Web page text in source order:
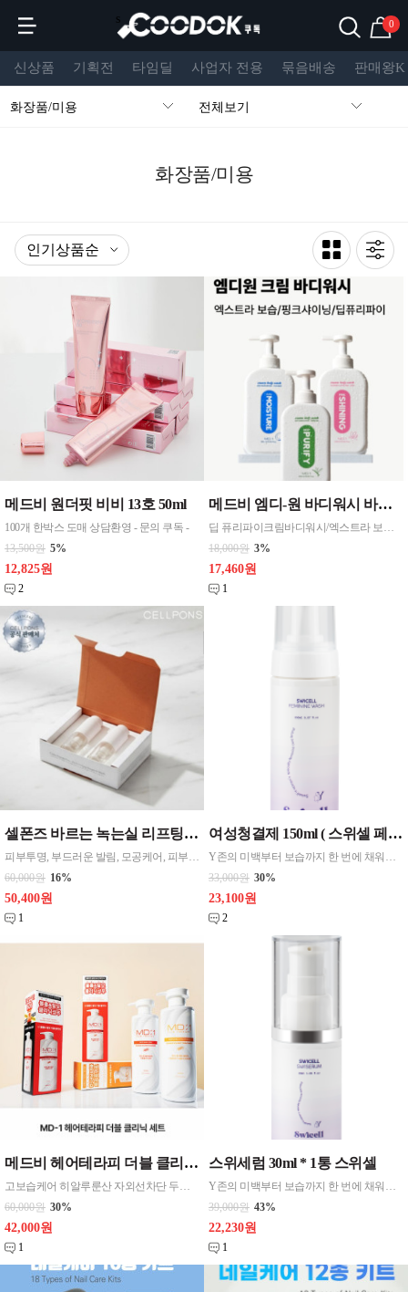
s 0
신상품 기획전 타임딜 사업자 전용 묶음배송 판매왕K
화장품/미용 전체보기
화장품/미용
메드비 원더핏 비비 13호 50ml
100개 한박스 도매 상담환영 - 문의 쿠독 -
13,500원 5%
12,825원
2
메드비 엠디-원 바디워시 바디클렌져 500ml 3종 선택
딥 퓨리파이크림바디워시/엑스트라 보습크림바디워시/핑크샤이닝크림 바디 워시 3종 500ml CGMP 화장품 바디클렌져 고기능 저자극샤워 피부자극테스트
18,000원 3%
17,460원
1
셀폰즈 바르는 녹는실 리프팅 앰플 2병 고래 펩타이드 FGF2 탄력 세럼 마스크 2주
피부투명, 부드러운 발림, 모공케어, 피부탄력 페이스용, 팔자주름 원터치형 3.3ml(g) 촉촉함(수분공급), 흡수력 ,모든피부용, 복합, 지성
60,000원 16%
50,400원
1
여성청결제 150ml ( 스위셀 페미닌 와쉬 ) 1통
Y존의 미백부터 보습까지 한 번에 채워주는 케어상품으로 보습력 높은 시어버터까지 더해 건조하고 연약한 Y존을 부드럽게 케어합니다 - 속부터 케어하는 진짜 이너 솔루션 - 부드럽고 산뜻한 데일리케어 - 거품타입으로 민감한 오음부를 자극없이 세정 - 세정후에도 보습감과 프리지아 향 지속 - 저자극성으로 아이와 함께 사용가능함 / 적당량을 손에 덜어 부
33,000원 30%
23,100원
2
메드비 헤어테라피 더블 클리닉 샴푸1 ,트리트먼트1 = 세트 1 할인상품
고보습케어 히알루룬산 자외선차단 두피진정 고급스런향 단백질보강
60,000원 30%
42,000원
1
스위세럼 30ml * 1통 스위셀
Y존의 미백부터 보습까지 한 번에 채워주는 케어상품으로 보습력 높은 시어버터까지 더해 건조하고 연약한 Y존을 부드럽게 케어합니다 - 속부터 케어하는 진짜 이너 솔루션 - 연어DNA성분(PDRN) 수분장벽형성+탄력+착색완화 , Y존외에도 얼굴,목에도 사용 , 기능성 허가완료제품입니다 고품질 세럼입니다
39,000원 43%
22,230원
1